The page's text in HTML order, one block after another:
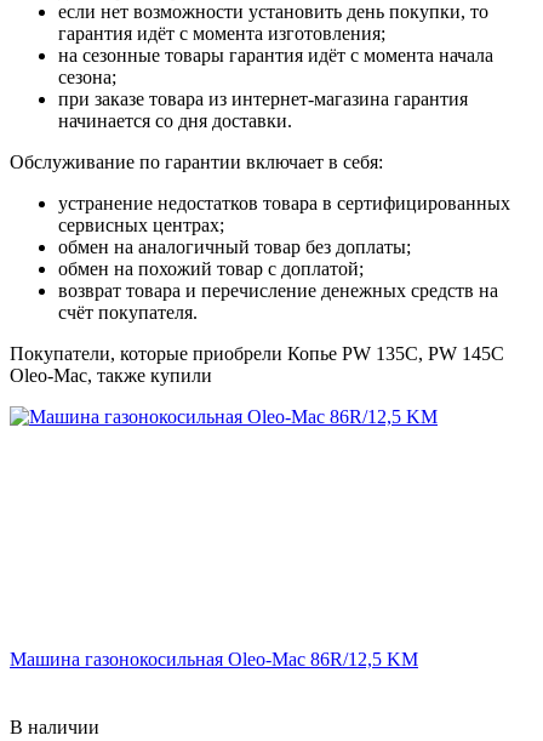
если нет возможности установить день покупки, то
гарантия идёт с момента изготовления;
на сезонные товары гарантия идёт с момента начала
сезона;
при заказе товара из интернет-магазина гарантия
начинается со дня доставки.
Обслуживание по гарантии включает в себя:
устранение недостатков товара в сертифицированных
сервисных центрах;
обмен на аналогичный товар без доплаты;
обмен на похожий товар с доплатой;
возврат товара и перечисление денежных средств на
счёт покупателя.
Покупатели, которые приобрели Копье PW 135C, PW 145C
Oleo-Mac, также купили
Машина газонокосильная Oleo-Mac 86R/12,5 KM
В наличии